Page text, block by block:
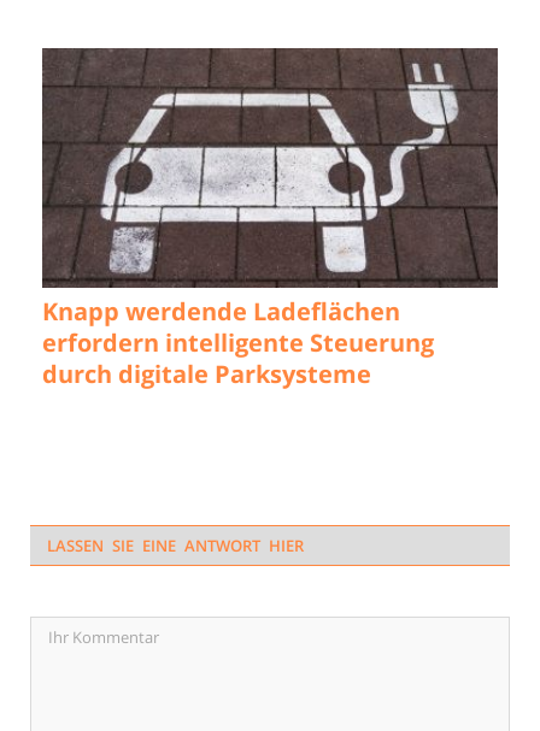
Knapp werdende Ladeflächen
erfordern intelligente Steuerung
durch digitale Parksysteme
LASSEN SIE EINE ANTWORT HIER